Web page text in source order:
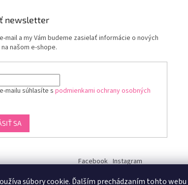
súbory cookie. Ďalším prechádzaním tohto webu
newsletter
mail a my Vám budeme zasielať informácie o nových
našom e-shope.
mailu súhlasíte s podmienkami ochrany osobných
SA
Facebook Instagram
dukra-white